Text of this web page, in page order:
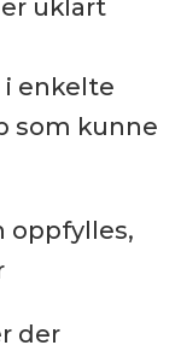
uklart
enkelte
som kunne
oppfylles,
der